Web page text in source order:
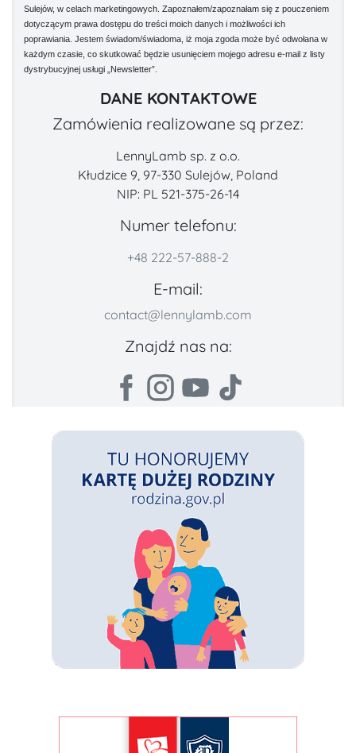
Sulejów, w celach marketingowych. Zapoznałem/zapoznałam się z pouczeniem
dotyczącym prawa dostępu do treści moich danych i możliwości ich
poprawiania. Jestem świadom/świadoma, iż moja zgoda może być odwołana w
każdym czasie, co skutkować będzie usunięciem mojego adresu e-mail z listy
dystrybucyjnej usługi „Newsletter”.
DANE KONTAKTOWE
Zamówienia realizowane są przez:
LennyLamb sp. z o.o.
Kłudzice 9, 97-330 Sulejów, Poland
NIP: PL 521-375-26-14
Numer telefonu:
+48 222-57-888-2
E-mail:
contact@lennylamb.com
Znajdź nas na: